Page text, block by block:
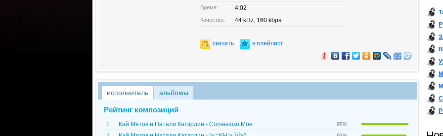
Время: 4:02
Качество: 44 kHz, 160 kbps
скачать в плейлист
исполнитель альбомы
Рейтинг композиций
1 Кай Метов и Натали Катэрлин - Солнышко Мое
95%